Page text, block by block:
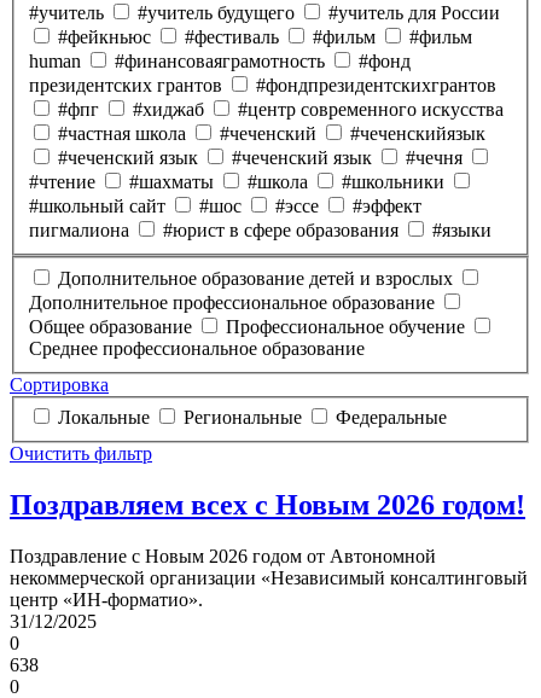
#учитель
#учитель будущего
#учитель для России
#фейкньюс
#фестиваль #фильм
#фильм
human
#финансоваяграмотность
#фонд
президентских грантов
#фондпрезидентскихгрантов
#фпг
#хиджаб
#центр современного искусства
#частная школа
#чеченский
#чеченскийязык
#чеченский язык
#чеченский язык
#чечня
#чтение
#шахматы #школа
#школьники
#школьный сайт
#шос #эссе
#эффект
пигмалиона
#юрист в сфере образования #языки
Дополнительное образование детей и взрослых
Дополнительное профессиональное образование
Общее образование
Профессиональное обучение
Среднее профессиональное образование
Сортировка
Локальные
Региональные
Федеральные
Очистить фильтр
Поздравляем всех с Новым 2026 годом!
Поздравление с Новым 2026 годом от Автономной
некоммерческой организации «Независимый консалтинговый
центр «ИН-форматио».
31/12/2025
0
638
0